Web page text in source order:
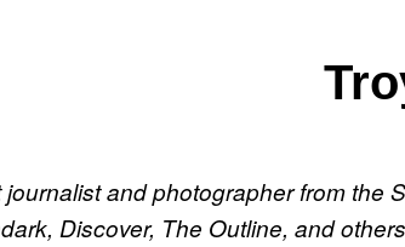
and photographer from
Discover, The Outline, and